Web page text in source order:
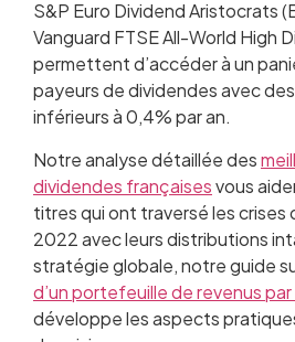
S&P Euro Dividend Aristocrats
Vanguard FTSE All-World High
permettent d’accéder à un
payeurs de dividendes avec
inférieurs à 0,4% par an.
Notre analyse détaillée des
dividendes françaisesvous
titres qui ont traversé les
2022 avec leurs distributions
stratégie globale, notre guide
d’un portefeuille de revenus
développe les aspects